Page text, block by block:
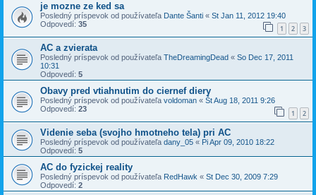
je mozne ze ked sa
Posledný príspevok od používateľa Dante Šanti « St Jan 11, 2012 19:40
Odpovedí: 35 1 2 3
AC a zvierata
Posledný príspevok od používateľa TheDreamingDead « So Dec 17, 2011
10:31
Odpovedí: 5
Obavy pred vtiahnutim do ciernef diery
Posledný príspevok od používateľa voldoman « Št Aug 18, 2011 9:26
Odpovedí: 23 1 2
Videnie seba (svojho hmotneho tela) pri AC
Posledný príspevok od používateľa dany_05 « Pi Apr 09, 2010 18:22
Odpovedí: 5
AC do fyzickej reality
Posledný príspevok od používateľa RedHawk « St Dec 30, 2009 7:29
Odpovedí: 2